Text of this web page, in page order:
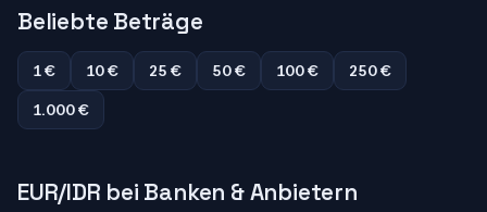
Beliebte Beträge
1 € 10 € 25 € 50 € 100 €
250 €
1.000 €
EUR/IDR bei Banken & Anbietern